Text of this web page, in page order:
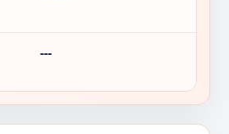
---